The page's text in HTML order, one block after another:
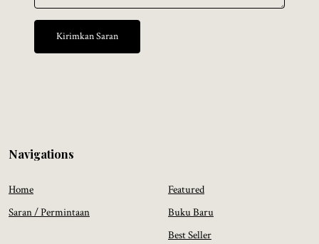
Kirimkan Saran
Navigations
Home
Saran / Permintaan
Featured
Buku Baru
Best Seller